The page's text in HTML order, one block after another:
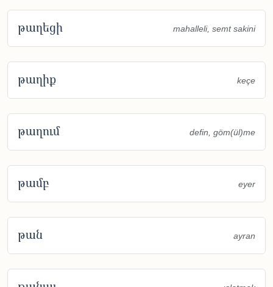
թաղեցի mahalleli, semt sakini
թաղիք keçe
թաղում defin, göm(ül)me
թամբ eyer
թան ayran